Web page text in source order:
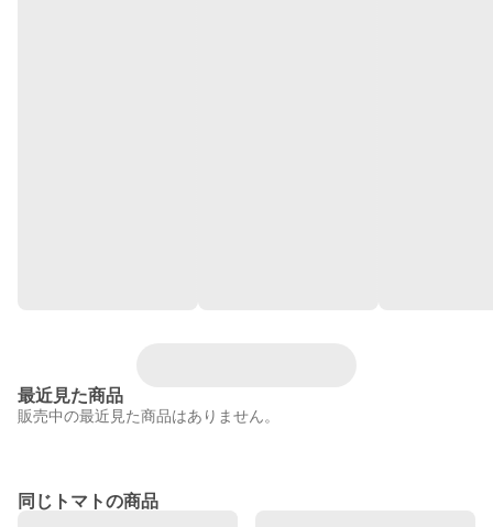
最近見た商品
販売中の最近見た商品はありません。
同じトマトの商品